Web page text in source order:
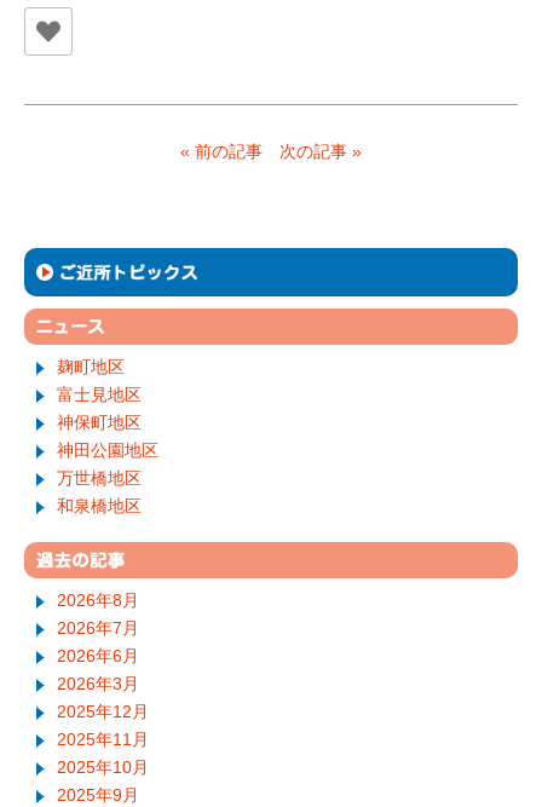
« 前の記事 次の記事 »
麹町地区
富士見地区
神保町地区
神田公園地区
万世橋地区
和泉橋地区
2026年8月
2026年7月
2026年6月
2026年3月
2025年12月
2025年11月
2025年10月
2025年9月